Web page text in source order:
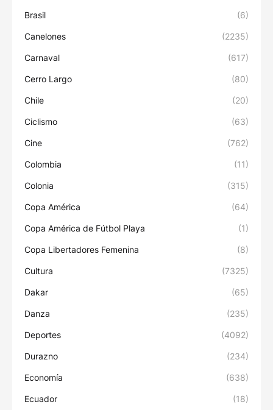
Brasil (6)
Canelones (2235)
Carnaval (617)
Cerro Largo (80)
Chile (20)
Ciclismo (63)
Cine (762)
Colombia (11)
Colonia (315)
Copa América (64)
Copa América de Fútbol Playa (1)
Copa Libertadores Femenina (8)
Cultura (7325)
Dakar (65)
Danza (235)
Deportes (4092)
Durazno (234)
Economía (638)
Ecuador (18)